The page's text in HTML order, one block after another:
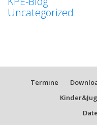
Uncategorized
Termine